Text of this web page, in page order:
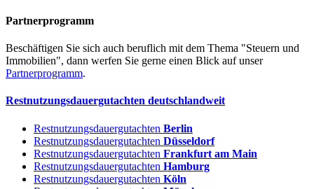
Partnerprogramm
Beschäftigen Sie sich auch beruflich mit dem Thema "Steuern und
Immobilien", dann werfen Sie gerne einen Blick auf unser
Partnerprogramm.
Restnutzungsdauergutachten deutschlandweit
Restnutzungsdauergutachten Berlin
Restnutzungsdauergutachten Düsseldorf
Restnutzungsdauergutachten Frankfurt am Main
Restnutzungsdauergutachten Hamburg
Restnutzungsdauergutachten Köln